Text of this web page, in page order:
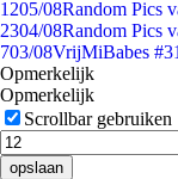
1205/08Random Pics
2304/08Random Pics
703/08VrijMiBabes
Opmerkelijk
Opmerkelijk
Scrollbar gebruiken
opslaan